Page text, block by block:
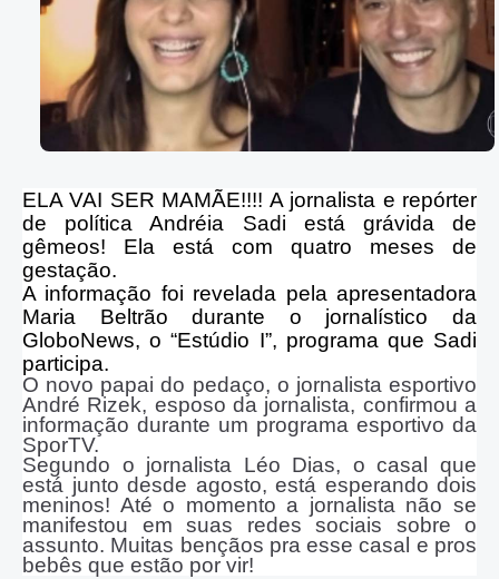
ELA VAI SER MAMÃE!!!! A jornalista e repórter
de política Andréia Sadi está grávida de
gêmeos! Ela está com quatro meses de
gestação.
A informação foi revelada pela apresentadora
Maria Beltrão durante o jornalístico da
GloboNews, o “Estúdio I”, programa que Sadi
participa.
O novo papai do pedaço, o jornalista esportivo
André Rizek, esposo da jornalista, confirmou a
informação durante um programa esportivo da
SporTV.
Segundo o jornalista Léo Dias, o casal que
está junto desde agosto, está esperando dois
meninos! Até o momento a jornalista não se
manifestou em suas redes sociais sobre o
assunto. Muitas bençãos pra esse casal e pros
bebês que estão por vir!